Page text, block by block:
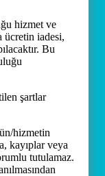
hizmet ve
ücretin iadesi,
Bu
şartlar
hizmetin
kayıplar veya
tutulamaz.